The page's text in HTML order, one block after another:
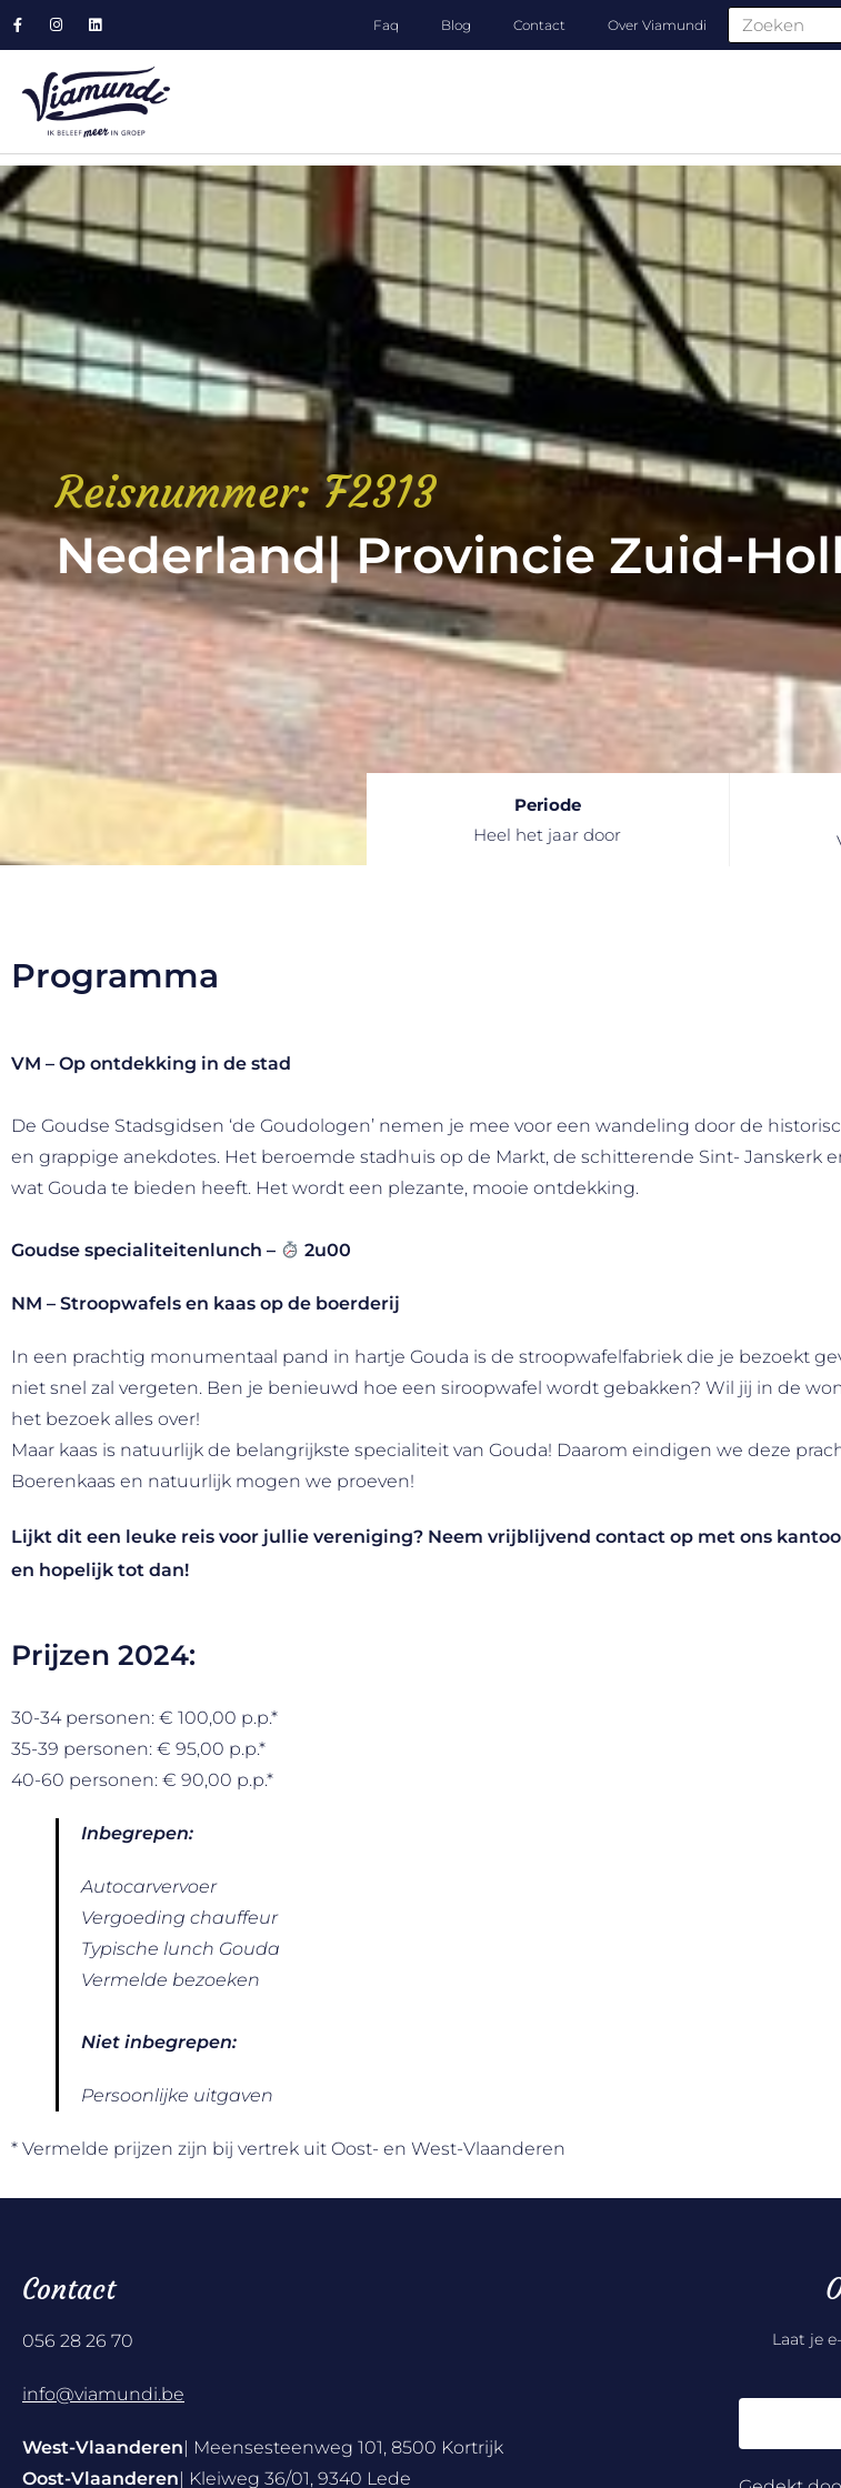
Faq Blog Contact Over Viamundi
Reisnummer: F2313
Nederland| Provincie Zuid-
Periode
Heel het jaar door
Programma
VM – Op ontdekking in de stad
De Goudse Stadsgidsen ‘de Goudologen’ nemen je mee voor een wandeling door de
en grappige anekdotes. Het beroemde stadhuis op de Markt, de schitterende Sint- Janskerk
wat Gouda te bieden heeft. Het wordt een plezante, mooie ontdekking.
Goudse specialiteitenlunch – 2u00
NM – Stroopwafels en kaas op de boerderij
In een prachtig monumentaal pand in hartje Gouda is de stroopwafelfabriek die je bezoekt
niet snel zal vergeten. Ben je benieuwd hoe een siroopwafel wordt gebakken? Wil jij in de
het bezoek alles over!
Maar kaas is natuurlijk de belangrijkste specialiteit van Gouda! Daarom eindigen we deze
Boerenkaas en natuurlijk mogen we proeven!
Lijkt dit een leuke reis voor jullie vereniging? Neem vrijblijvend contact op met ons
en hopelijk tot dan!
Prijzen 2024:
30-34 personen: € 100,00 p.p.*
35-39 personen: € 95,00 p.p.*
40-60 personen: € 90,00 p.p.*
Inbegrepen:
Autocarvervoer
Vergoeding chauffeur
Typische lunch Gouda
Vermelde bezoeken
Niet inbegrepen:
Persoonlijke uitgaven
* Vermelde prijzen zijn bij vertrek uit Oost- en West-Vlaanderen
Contact
056 28 26 70
info@viamundi.be
West-Vlaanderen | Meensesteenweg 101, 8500 Kortrijk
Oost-Vlaanderen | Kleiweg 36/01, 9340 Lede
Laat je